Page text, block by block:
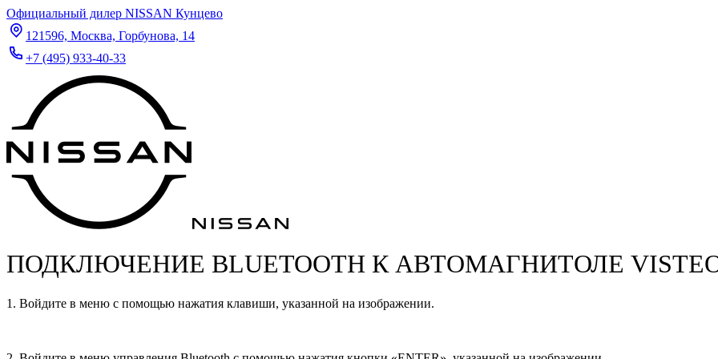
Официальный дилер NISSAN Кунцево
121596, Москва, Горбунова, 14
+7 (495) 933-40-33
ПОДКЛЮЧЕНИЕ BLUETOOTH К АВТОМАГНИТОЛЕ
1. Войдите в меню с помощью нажатия клавиши, указанной на изображении.